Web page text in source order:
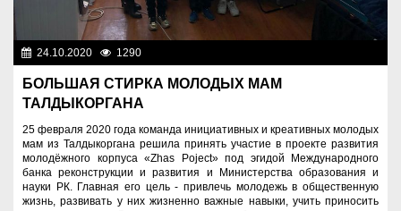
24.10.2020 1290
БОЛЬШАЯ СТИРКА МОЛОДЫХ МАМ
ТАЛДЫКОРГАНА
25 февраля 2020 года команда инициативных и креативных молодых
мам из Талдыкоргана решила принять участие в проекте развития
молодёжного корпуса «Zhas Poject» под эгидой Международного
банка реконструкции и развития и Министерства образования и
науки РК. Главная его цель - привлечь молодежь в общественную
жизнь, развивать у них жизненно важные навыки, учить приносить